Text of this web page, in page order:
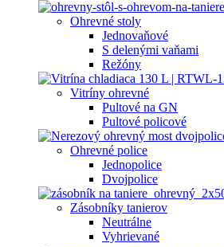
Ohrevné stoly
Jednovaňové
S delenými vaňami
Režóny
Vitríny ohrevné
Pultové na GN
Pultové policové
Ohrevné police
Jednopolice
Dvojpolice
Zásobníky tanierov
Neutrálne
Vyhrievané